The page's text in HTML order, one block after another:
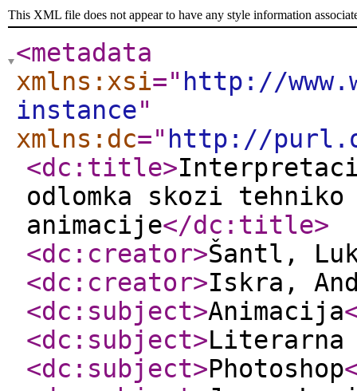
This XML file does not appear to have any style information
<metadata
xmlns:xsi=" http://
instance"
xmlns:dc=" http://
<dc:title>
odlomka skozi
animacije</dc:title>
<dc:creator>Šantl,
<dc:creator>Iskra,
<dc:subject>Animacija
<dc:subject>
<dc:subject>Photoshop